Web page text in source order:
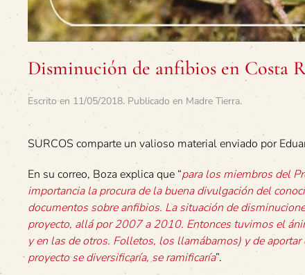
Disminución de anfibios en Costa
Escrito en 11/05/2018. Publicado en Madre Tierra.
SURCOS comparte un valioso material enviado por
En su correo, Boza explica que “para los miembros del
importancia la procura de la buena divulgación del
documentos sobre anfibios. La situación de
proyecto, allá por 2007 a 2010. Entonces tuvimos el
y en las de otros. Folletos, los llamábamos) y de
proyecto se diversificaría, se ramificaría”.